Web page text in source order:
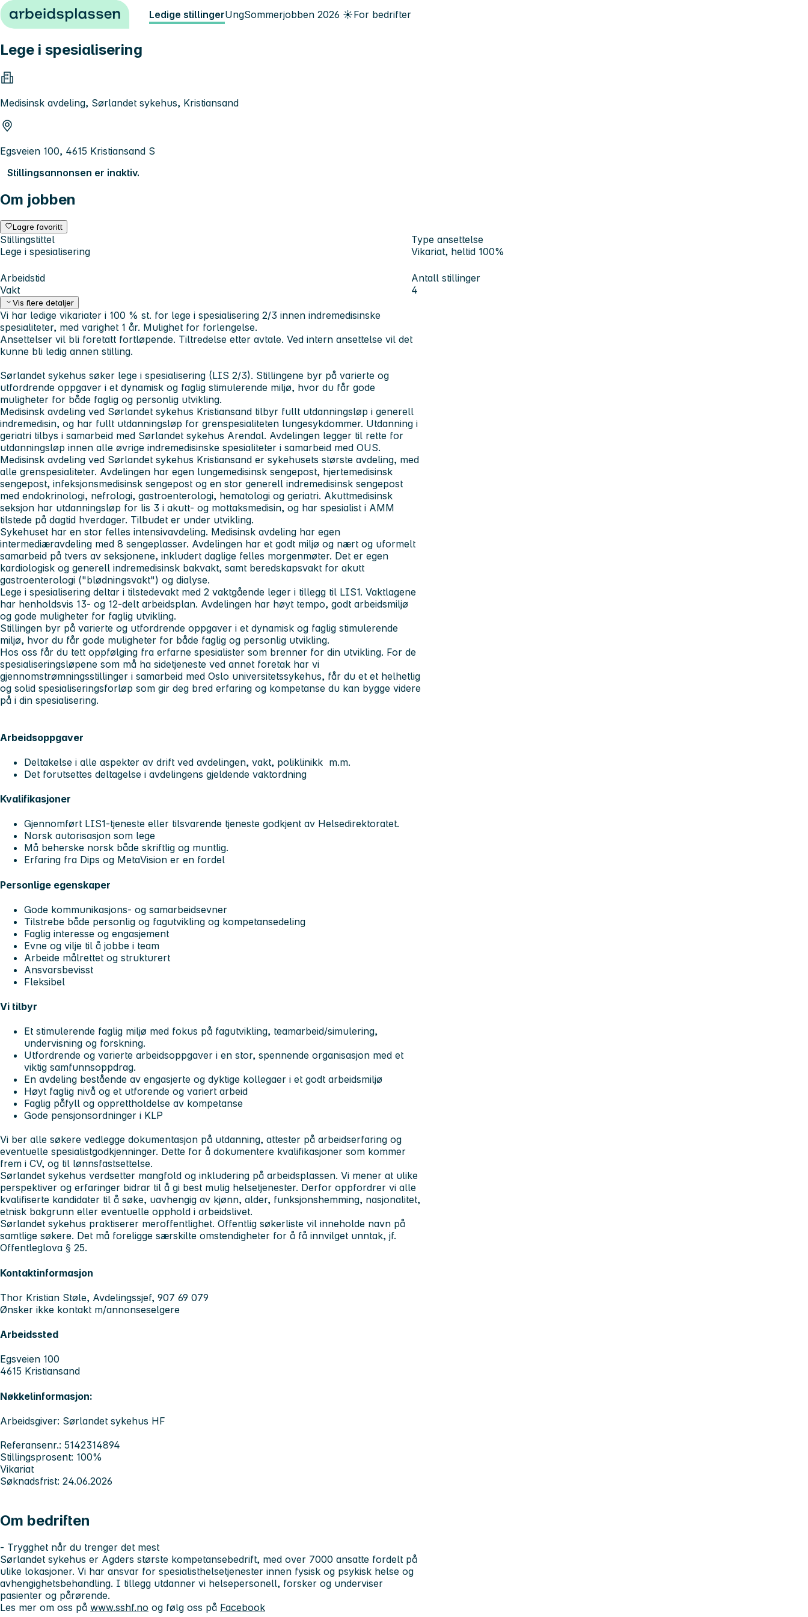
Hopp til innhold Ledige stillingerUngSommerjobben 2026 ☀️For bedrifter
Lege i spesialisering
Medisinsk avdeling, Sørlandet sykehus, Kristiansand
Egsveien 100, 4615 Kristiansand S
Stillingsannonsen er inaktiv.
Om jobben
Lagre favoritt
Stillingstittel
Lege i spesialisering
Type ansettelse
Vikariat, heltid 100%
Arbeidstid
Vakt
Antall stillinger
4
Vis flere detaljer
Vi har ledige vikariater i 100 % st. for lege i spesialisering 2/3 innen indremedisinske
spesialiteter, med varighet 1 år. Mulighet for forlengelse.
Ansettelser vil bli foretatt fortløpende. Tiltredelse etter avtale. Ved intern ansettelse vil det
kunne bli ledig annen stilling.
Sørlandet sykehus søker lege i spesialisering (LIS 2/3). Stillingene byr på varierte og
utfordrende oppgaver i et dynamisk og faglig stimulerende miljø, hvor du får gode
muligheter for både faglig og personlig utvikling.
Medisinsk avdeling ved Sørlandet sykehus Kristiansand tilbyr fullt utdanningsløp i generell
indremedisin, og har fullt utdanningsløp for grenspesialiteten lungesykdommer. Utdanning i
geriatri tilbys i samarbeid med Sørlandet sykehus Arendal. Avdelingen legger til rette for
utdanningsløp innen alle øvrige indremedisinske spesialiteter i samarbeid med OUS.
Medisinsk avdeling ved Sørlandet sykehus Kristiansand er sykehusets største avdeling, med
alle grenspesialiteter. Avdelingen har egen lungemedisinsk sengepost, hjertemedisinsk
sengepost, infeksjonsmedisinsk sengepost og en stor generell indremedisinsk sengepost
med endokrinologi, nefrologi, gastroenterologi, hematologi og geriatri. Akuttmedisinsk
seksjon har utdanningsløp for lis 3 i akutt- og mottaksmedisin, og har spesialist i AMM
tilstede på dagtid hverdager. Tilbudet er under utvikling.
Sykehuset har en stor felles intensivavdeling. Medisinsk avdeling har egen
intermediæravdeling med 8 sengeplasser. Avdelingen har et godt miljø og nært og uformelt
samarbeid på tvers av seksjonene, inkludert daglige felles morgenmøter. Det er egen
kardiologisk og generell indremedisinsk bakvakt, samt beredskapsvakt for akutt
gastroenterologi ("blødningsvakt") og dialyse.
Lege i spesialisering deltar i tilstedevakt med 2 vaktgående leger i tillegg til LIS1. Vaktlagene
har henholdsvis 13- og 12-delt arbeidsplan. Avdelingen har høyt tempo, godt arbeidsmiljø
og gode muligheter for faglig utvikling.
Stillingen byr på varierte og utfordrende oppgaver i et dynamisk og faglig stimulerende
miljø, hvor du får gode muligheter for både faglig og personlig utvikling.
Hos oss får du tett oppfølging fra erfarne spesialister som brenner for din utvikling. For de
spesialiseringsløpene som må ha sidetjeneste ved annet foretak har vi
gjennomstrømningsstillinger i samarbeid med Oslo universitetssykehus, får du et et helhetlig
og solid spesialiseringsforløp som gir deg bred erfaring og kompetanse du kan bygge videre
på i din spesialisering.
Arbeidsoppgaver
Deltakelse i alle aspekter av drift ved avdelingen, vakt, poliklinikk m.m.
Det forutsettes deltagelse i avdelingens gjeldende vaktordning
Kvalifikasjoner
Gjennomført LIS1-tjeneste eller tilsvarende tjeneste godkjent av Helsedirektoratet.
Norsk autorisasjon som lege
Må beherske norsk både skriftlig og muntlig.
Erfaring fra Dips og MetaVision er en fordel
Personlige egenskaper
Gode kommunikasjons- og samarbeidsevner
Tilstrebe både personlig og fagutvikling og kompetansedeling
Faglig interesse og engasjement
Evne og vilje til å jobbe i team
Arbeide målrettet og strukturert
Ansvarsbevisst
Fleksibel
Vi tilbyr
Et stimulerende faglig miljø med fokus på fagutvikling, teamarbeid/simulering,
undervisning og forskning.
Utfordrende og varierte arbeidsoppgaver i en stor, spennende organisasjon med et
viktig samfunnsoppdrag.
En avdeling bestående av engasjerte og dyktige kollegaer i et godt arbeidsmiljø
Høyt faglig nivå og et utforende og variert arbeid
Faglig påfyll og opprettholdelse av kompetanse
Gode pensjonsordninger i KLP
Vi ber alle søkere vedlegge dokumentasjon på utdanning, attester på arbeidserfaring og
eventuelle spesialistgodkjenninger. Dette for å dokumentere kvalifikasjoner som kommer
frem i CV, og til lønnsfastsettelse.
Sørlandet sykehus verdsetter mangfold og inkludering på arbeidsplassen. Vi mener at ulike
perspektiver og erfaringer bidrar til å gi best mulig helsetjenester. Derfor oppfordrer vi alle
kvalifiserte kandidater til å søke, uavhengig av kjønn, alder, funksjonshemming, nasjonalitet,
etnisk bakgrunn eller eventuelle opphold i arbeidslivet.
Sørlandet sykehus praktiserer meroffentlighet. Offentlig søkerliste vil inneholde navn på
samtlige søkere. Det må foreligge særskilte omstendigheter for å få innvilget unntak, jf.
Offentleglova § 25.
Kontaktinformasjon
Thor Kristian Støle, Avdelingssjef, 907 69 079
Ønsker ikke kontakt m/annonseselgere
Arbeidssted
Egsveien 100
4615 Kristiansand
Nøkkelinformasjon:
Arbeidsgiver: Sørlandet sykehus HF
Referansenr.: 5142314894
Stillingsprosent: 100%
Vikariat
Søknadsfrist: 24.06.2026
Om bedriften
- Trygghet når du trenger det mest
Sørlandet sykehus er Agders største kompetansebedrift, med over 7000 ansatte fordelt på
ulike lokasjoner. Vi har ansvar for spesialisthelsetjenester innen fysisk og psykisk helse og
avhengighetsbehandling. I tillegg utdanner vi helsepersonell, forsker og underviser
pasienter og pårørende.
Les mer om oss på www.sshf.no og følg oss på Facebook